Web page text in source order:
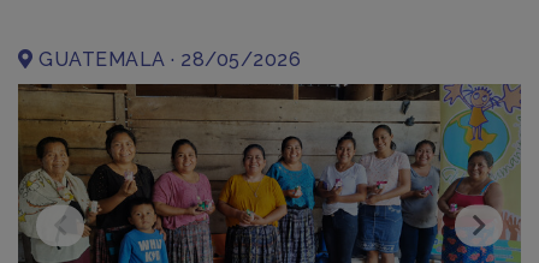
GUATEMALA · 28/05/2026